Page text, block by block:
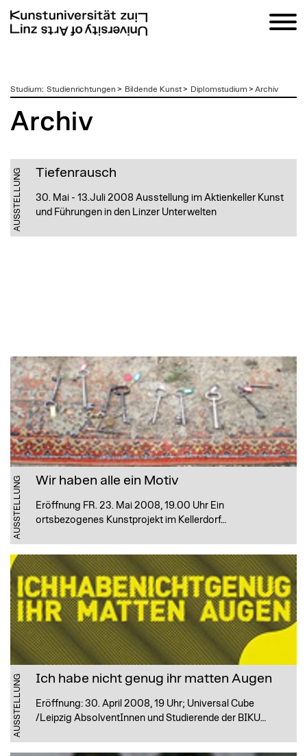
zumStudium: Studienrichtungen > Bildende Kunst> Diplomstudium > Archiv
Archiv
AUSSTELLUNG Tiefenrausch
30. Mai - 13.Juli 2008 Ausstellung im Aktienkeller Kunst
und Führungen in den Linzer Unterwelten
AUSSTELLUNG Wir haben alle ein Motiv
Eröffnung FR. 23. Mai 2008, 19.00 Uhr Ein
ortsbezogenes Kunstprojekt im Kellerdorf…
AUSSTELLUNG Ich habe nicht genug ihr matten Augen
Eröffnung: 30. April 2008, 19 Uhr; Universal Cube
/Leipzig AbsolventInnen und Studierende der BIKU…